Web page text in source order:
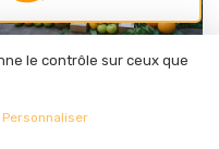
Les coffrets écoresponsables
: une tendance durable dans
le contrôle sur ceux que
Personnaliser